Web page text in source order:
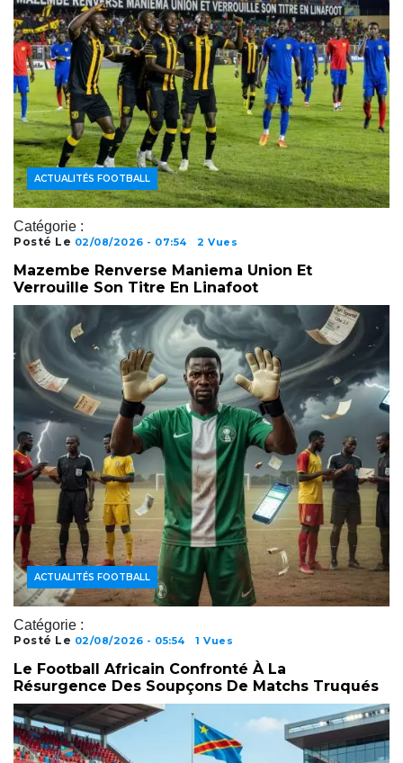
Catégorie :
ACTUALITÉS FOOTBALL
Posté Le 02/08/2026 - 07:54 2 Vues
Mazembe Renverse Maniema Union Et
Verrouille Son Titre En Linafoot
Catégorie :
ACTUALITÉS FOOTBALL
Posté Le 02/08/2026 - 05:54 1 Vues
Le Football Africain Confronté À La
Résurgence Des Soupçons De Matchs Truqués